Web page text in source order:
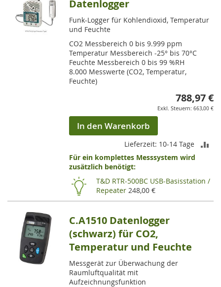
Datenlogger
Funk-Logger für Kohlendioxid, Temperatur
und Feuchte
CO2 Messbereich 0 bis 9.999 ppm
Temperatur Messbereich -25° bis 70°C
Feuchte Messbereich 0 bis 99 %RH
8.000 Messwerte (CO2, Temperatur,
Feuchte)
788,97 €
663,00 €
In den Warenkorb
Lieferzeit: 10-14 Tage
Für ein komplettes Messsystem wird
zusätzlich benötigt:
T&D RTR-500BC USB-Basisstation /
Repeater 248,00 €
C.A1510 Datenlogger
(schwarz) für CO2,
Temperatur und Feuchte
Messgerät zur Überwachung der
Raumluftqualität mit
Aufzeichnungsfunktion